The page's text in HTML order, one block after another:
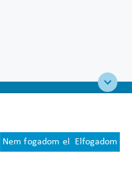
Nem fogadom el Elfogadom
feltételek